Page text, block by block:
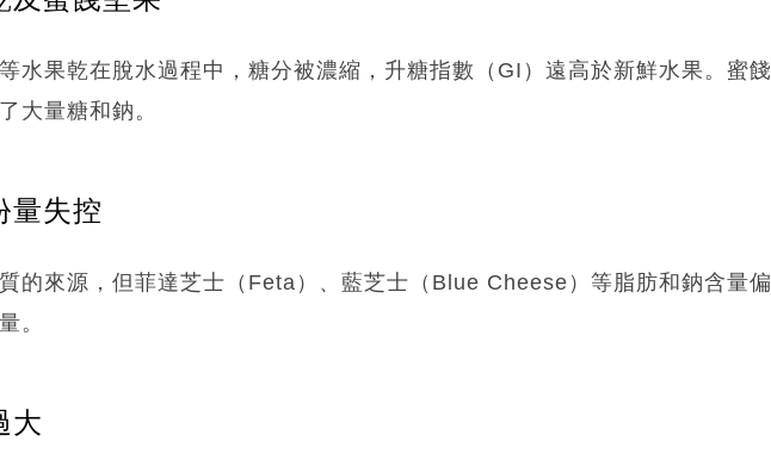
水果乾在脫水過程中，糖分被濃縮，升糖指數（GI）遠高於新鮮水果。蜜餞
大量糖和鈉。
量失控
的來源，但菲達芝士（Feta）、藍芝士（Blue Cheese）等脂肪和鈉含量偏
。
大